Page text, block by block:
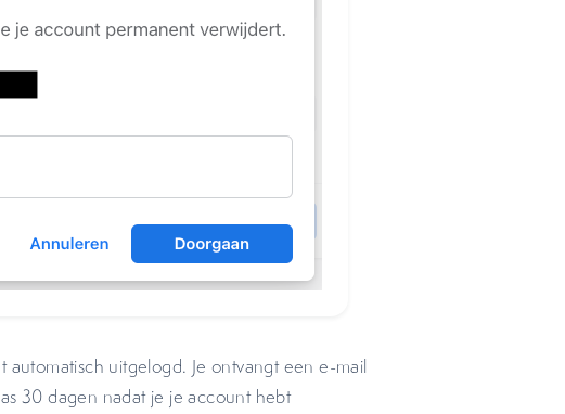
uitgelogd. Je ontvangt een e-mail
30 dagen nadat je je account hebt